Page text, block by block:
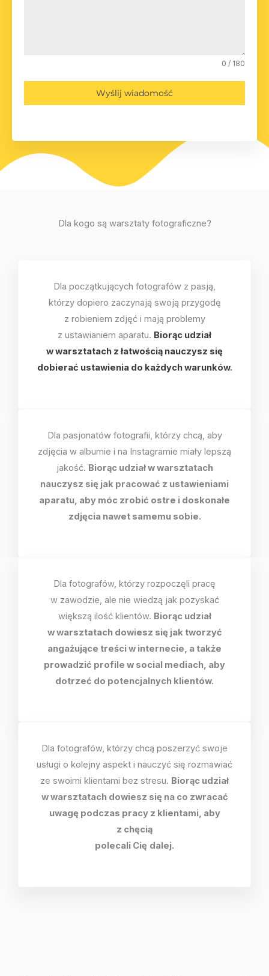
0 / 180
Wyślij wiadomość
Dla kogo są warsztaty fotograficzne?
Dla początkujących fotografów z pasją,
którzy dopiero zaczynają swoją przygodę
z robieniem zdjęć i mają problemy
z ustawianiem aparatu. Biorąc udział
w warsztatach z łatwością nauczysz się
dobierać ustawienia do każdych warunków.
Dla pasjonatów fotografii, którzy chcą, aby
zdjęcia w albumie i na Instagramie miały lepszą
jakość. Biorąc udział w warsztatach
nauczysz się jak pracować z ustawieniami
aparatu, aby móc zrobić ostre i doskonałe
zdjęcia nawet samemu sobie.
Dla fotografów, którzy rozpoczęli pracę
w zawodzie, ale nie wiedzą jak pozyskać
większą ilość klientów. Biorąc udział
w warsztatach dowiesz się jak tworzyć
angażujące treści w internecie, a także
prowadzić profile w social mediach, aby
dotrzeć do potencjalnych klientów.
Dla fotografów, którzy chcą poszerzyć swoje
usługi o kolejny aspekt i nauczyć się rozmawiać
ze swoimi klientami bez stresu. Biorąc udział
w warsztatach dowiesz się na co zwracać
uwagę podczas pracy z klientami, aby
z chęcią
polecali Cię dalej.